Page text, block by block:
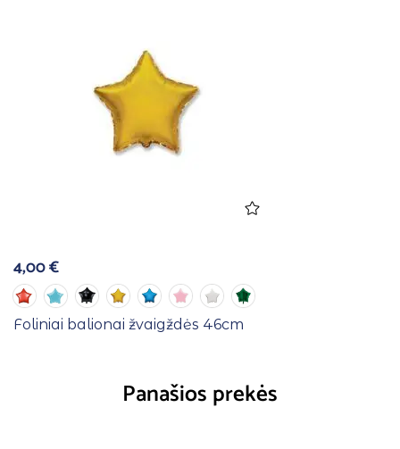
4,00€
Foliniai balionai žvaigždės 46cm
Panašios prekės